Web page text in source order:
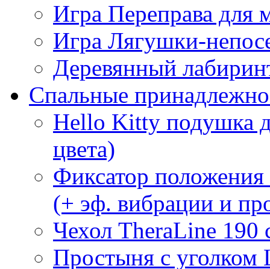
Игра Переправа для
Игра Лягушки-
Деревянный
Спальные
Hello Kitty подушка
цвета)
Фиксатор
(+ эф. вибрации и
Чехол TheraLine
Простыня с